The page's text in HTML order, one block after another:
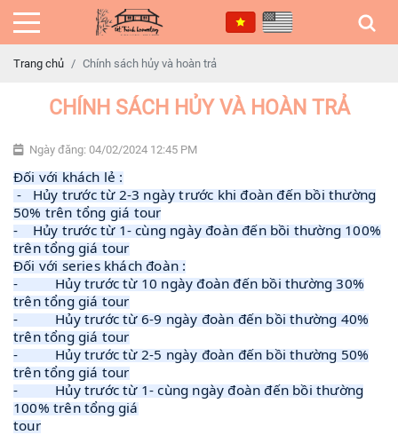
Trang chủ Chính sách hủy và hoàn trả
CHÍNH SÁCH HỦY VÀ HOÀN TRẢ
Ngày đăng: 04/02/2024 12:45 PM
Đối với khách lẻ :
- Hủy trước từ 2-3 ngày trước khi đoàn đến bồi thường
50% trên tổng giá tour
- Hủy trước từ 1- cùng ngày đoàn đến bồi thường 100%
trên tổng giá tour
Đối với series khách đoàn :
- Hủy trước từ 10 ngày đoàn đến bồi thường 30%
trên tổng giá tour
- Hủy trước từ 6-9 ngày đoàn đến bồi thường 40%
trên tổng giá tour
- Hủy trước từ 2-5 ngày đoàn đến bồi thường 50%
trên tổng giá tour
- Hủy trước từ 1- cùng ngày đoàn đến bồi thường
100% trên tổng giá
tour